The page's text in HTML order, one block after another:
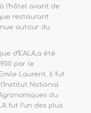
l’hôtel avant de
restaurant
autour du
d’EALA,a été
par le
Laurent. Il fut
National
du
fut l’un des plus